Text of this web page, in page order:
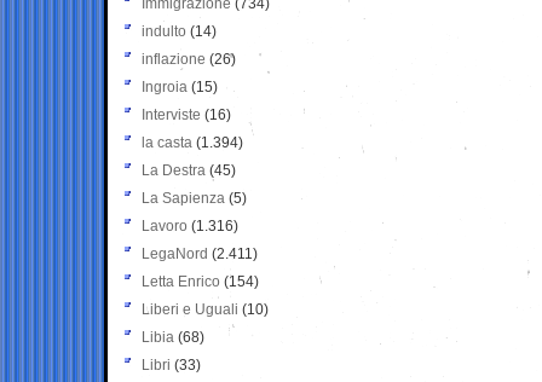
Immigrazione (734)
indulto (14)
inflazione (26)
Ingroia (15)
Interviste (16)
la casta (1.394)
La Destra (45)
La Sapienza (5)
Lavoro (1.316)
LegaNord (2.411)
Letta Enrico (154)
Liberi e Uguali (10)
Libia (68)
Libri (33)